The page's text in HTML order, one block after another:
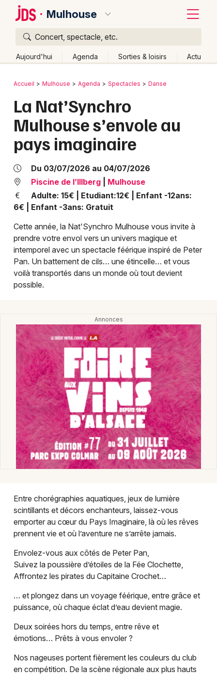
Mulhouse
Concert, spectacle, etc.
Aujourd'hui Agenda Sorties & loisirs Actu
Publier un événement
Grands événements
Activité & Expérience
Manifestations
Foires & salons
Spectacles
Concerts
Sports
Sorties famille
Expos
Sorties & loisirs
Danse dans le Haut-Rhin
Danse en Alsace
Danse dans le Grand Est
Jeux concours
Newsletter des sorties
Artistes en tournée
Actus à Mulhouse
Magazine à Mulhouse
Actus tourisme & loisirs
Bordeaux
Colmar
Lille
Marseille
Mulhouse
Montpellier
Nantes
Nice
Paris
Toutes les villes
Retour
Accueil Mulhouse Agenda Spectacles Danse
La Nat’Synchro
Mulhouse s’envole au
pays imaginaire
Du 03/07/2026 au 04/07/2026
Piscine de l’Illberg
Mulhouse
Adulte: 15€ | Etudiant:12€ | Enfant -12ans:
6€ | Enfant -3ans: Gratuit
Cette année, la Nat'Synchro Mulhouse vous invite à
prendre votre envol vers un univers magique et
intemporel avec un spectacle féérique inspiré de Peter
Pan. Un battement de cils… une étincelle… et vous
voilà transportés dans un monde où tout devient
possible.
Entre chorégraphies aquatiques, jeux de lumière
scintillants et décors enchanteurs, laissez-vous
emporter au cœur du Pays Imaginaire, là où les rêves
prennent vie et où l’aventure ne s’arrête jamais.
Envolez-vous aux côtés de Peter Pan,
Suivez la poussière d’étoiles de la Fée Clochette,
Affrontez les pirates du Capitaine Crochet…
… et plongez dans un voyage féérique, entre grâce et
puissance, où chaque éclat d’eau devient magie.
Deux soirées hors du temps, entre rêve et
émotions… Prêts à vous envoler ?
Nos nageuses portent fièrement les couleurs du club
en compétition. De la scène régionale aux plus hauts
Quoi ?
Où ?
Partout
Près de moi Changer de lieu
Quand ?
Effacer les dates
Aujourd'hui
Demain Ce week-end